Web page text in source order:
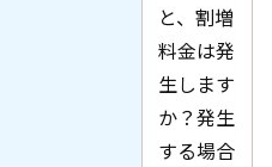
と、割増
料金は発
生します
か？発生
する場合